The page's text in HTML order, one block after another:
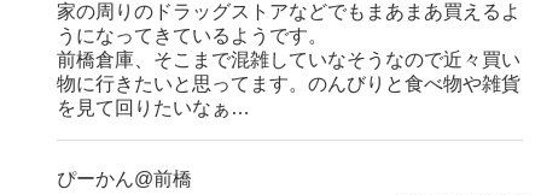
家の周りのドラッグストアなどでもまあまあ買えるよ
うになってきているようです。
前橋倉庫、そこまで混雑していなそうなので近々買い
物に行きたいと思ってます。のんびりと食べ物や雑貨
を見て回りたいなぁ…
ぴーかん@前橋